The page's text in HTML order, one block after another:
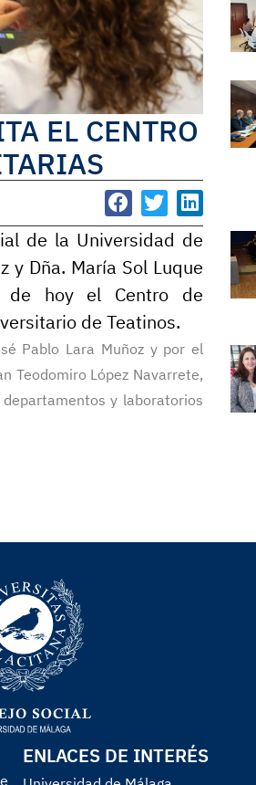
EL CENTRO
de la Universidad de
y Dña. María Sol Luque
de hoy el Centro de
de Teatinos.
Pablo Lara Muñoz y por el
Teodomiro López Navarrete,
y laboratorios
ENLACES DE INTERÉS